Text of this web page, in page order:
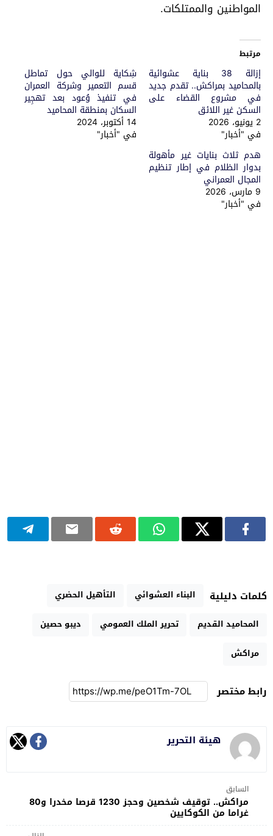
المواطنين والممتلكات.
مرتبط
إزالة 38 بناية عشوائية
بالمحاميد بمراكش.. تقدم جديد
في مشروع القضاء على
السكن غير اللائق
2 يونيو، 2026
في "أخبار"
شِكاية للوالي حول تماطل
قسم التعمير وشركة العمران
في تنفيذ وُعود بعد تهجِير
السكان بمنطقة المحاميد
14 أكتوبر، 2024
في "أخبار"
هدم ثلاث بنايات غير مأهولة
بدوار الظلام في إطار تنظيم
المجال العمراني
9 مارس، 2026
في "أخبار"
كلمات دليلية البناء العشوائي
التأهيل الحضري
المحاميد القديم
تحرير الملك العمومي
ديبو حصين
مراكش
رابط مختصر
هيئة التحرير
السابق
مراكش.. توقيف شخصين وحجز 1230 قرصا مخدرا و80
غراما من الكوكايين